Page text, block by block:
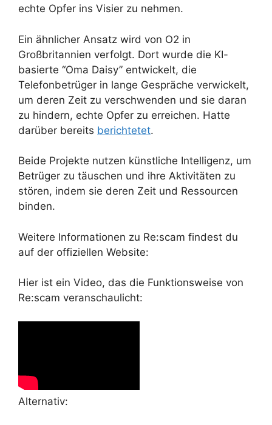
echte Opfer ins Visier zu nehmen.
Ein ähnlicher Ansatz wird von O2 in
Großbritannien verfolgt. Dort wurde die KI-
basierte “Oma Daisy” entwickelt, die
Telefonbetrüger in lange Gespräche verwickelt,
um deren Zeit zu verschwenden und sie daran
zu hindern, echte Opfer zu erreichen. Hatte
darüber bereits berichtetet.
Beide Projekte nutzen künstliche Intelligenz, um
Betrüger zu täuschen und ihre Aktivitäten zu
stören, indem sie deren Zeit und Ressourcen
binden.
Weitere Informationen zu Re:scam findest du
auf der offiziellen Website:
Hier ist ein Video, das die Funktionsweise von
Re:scam veranschaulicht:
Alternativ: